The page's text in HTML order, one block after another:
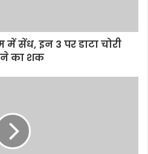
में सेंध, इन 3 पर डाटा चोरी
का शक